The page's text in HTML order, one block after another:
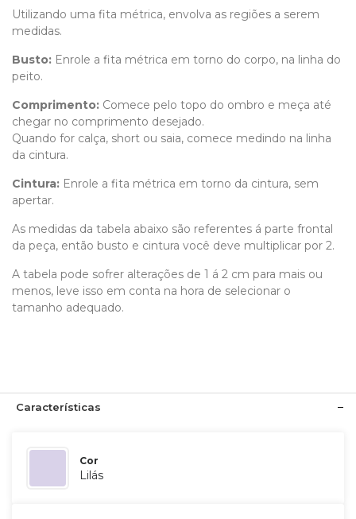
Utilizando uma fita métrica, envolva as regiões a serem
medidas.
Busto: Enrole a fita métrica em torno do corpo, na linha do
peito.
Comprimento: Comece pelo topo do ombro e meça até
chegar no comprimento desejado.
Quando for calça, short ou saia, comece medindo na linha
da cintura.
Cintura: Enrole a fita métrica em torno da cintura, sem
apertar.
As medidas da tabela abaixo são referentes á parte frontal
da peça, então busto e cintura você deve multiplicar por 2.
A tabela pode sofrer alterações de 1 á 2 cm para mais ou
menos, leve isso em conta na hora de selecionar o
tamanho adequado.
Características
Cor
Lilás